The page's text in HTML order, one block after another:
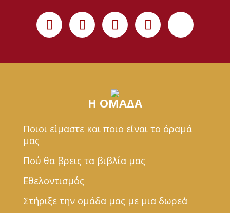
Η ΟΜΑΔΑ
Ποιοι είμαστε και ποιο είναι το όραμά
μας
Πού θα βρεις τα βιβλία μας
Εθελοντισμός
Στήριξε την ομάδα μας με μια δωρεά